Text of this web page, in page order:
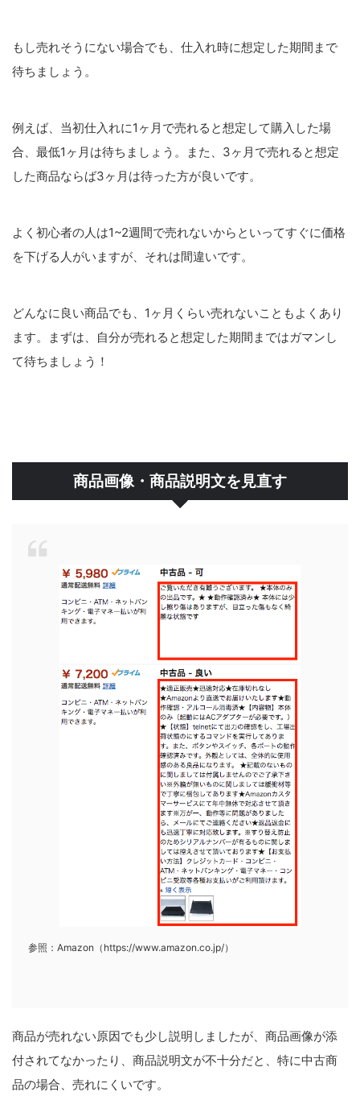
もし売れそうにない場合でも、仕入れ時に想定した期間まで
待ちましょう。
例えば、当初仕入れに1ヶ月で売れると想定して購入した場
合、最低1ヶ月は待ちましょう。また、3ヶ月で売れると想定
した商品ならば3ヶ月は待った方が良いです。
よく初心者の人は1~2週間で売れないからといってすぐに価格
を下げる人がいますが、それは間違いです。
どんなに良い商品でも、1ヶ月くらい売れないこともよくあり
ます。まずは、自分が売れると想定した期間まではガマンし
て待ちましょう！
商品画像・商品説明文を見直す
参照：Amazon（https://www.amazon.co.jp/）
商品が売れない原因でも少し説明しましたが、商品画像が添
付されてなかったり、商品説明文が不十分だと、特に中古商
品の場合、売れにくいです。